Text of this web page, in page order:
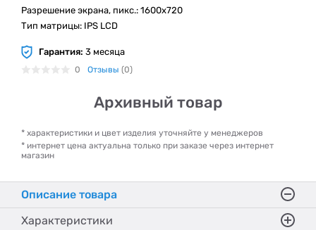
Разрешение экрана, пикс.: 1600x720
Тип матрицы: IPS LCD
Гарантия: 3 месяца
0 Отзывы (0)
Архивный товар
* характеристики и цвет изделия уточняйте у менеджеров
* интернет цена актуальна только при заказе через интернет
магазин
Описание товара
Характеристики